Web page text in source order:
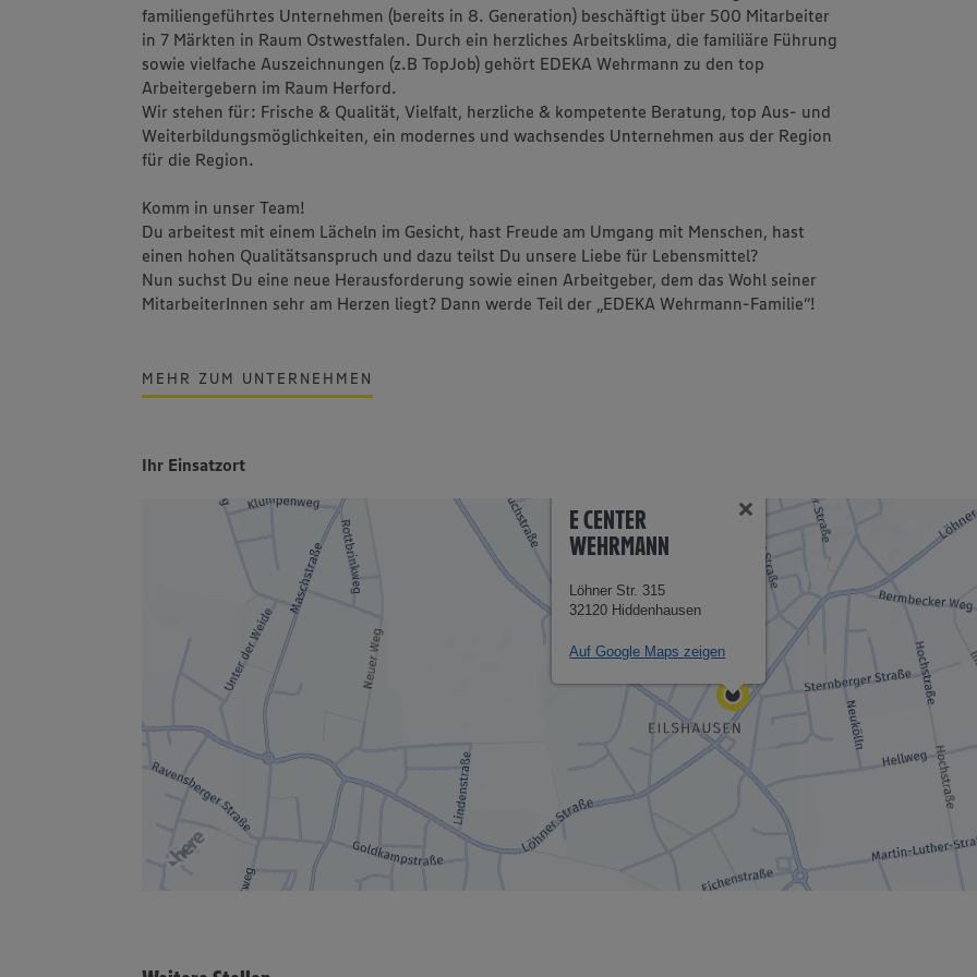
familiengeführtes Unternehmen (bereits in 8. Generation) beschäftigt über 500 Mitarbeiter
in 7 Märkten in Raum Ostwestfalen. Durch ein herzliches Arbeitsklima, die familiäre Führung
sowie vielfache Auszeichnungen (z.B TopJob) gehört EDEKA Wehrmann zu den top
Arbeitergebern im Raum Herford.
Wir stehen für: Frische & Qualität, Vielfalt, herzliche & kompetente Beratung, top Aus- und
Weiterbildungsmöglichkeiten, ein modernes und wachsendes Unternehmen aus der Region
für die Region.
Komm in unser Team!
Du arbeitest mit einem Lächeln im Gesicht, hast Freude am Umgang mit Menschen, hast
einen hohen Qualitätsanspruch und dazu teilst Du unsere Liebe für Lebensmittel?
Nun suchst Du eine neue Herausforderung sowie einen Arbeitgeber, dem das Wohl seiner
MitarbeiterInnen sehr am Herzen liegt? Dann werde Teil der „EDEKA Wehrmann-Familie“!
MEHR ZUM UNTERNEHMEN
Ihr Einsatzort
E CENTER
WEHRMANN
Löhner Str. 315
32120 Hiddenhausen
Auf Google Maps zeigen